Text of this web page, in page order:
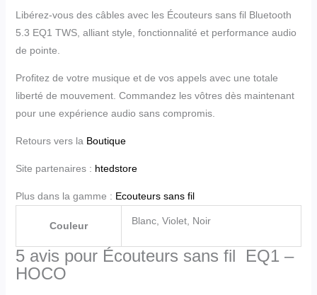
Libérez-vous des câbles avec les Écouteurs sans fil Bluetooth
5.3 EQ1 TWS, alliant style, fonctionnalité et performance audio
de pointe.
Profitez de votre musique et de vos appels avec une totale
liberté de mouvement. Commandez les vôtres dès maintenant
pour une expérience audio sans compromis.
Retours vers la Boutique
Site partenaires : htedstore
Plus dans la gamme : Ecouteurs sans fil
Couleur Blanc, Violet, Noir
5 avis pour Écouteurs sans fil EQ1 –
HOCO